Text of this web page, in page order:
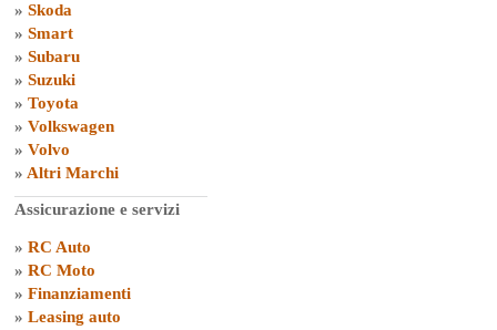
» Skoda
» Smart
» Subaru
» Suzuki
» Toyota
» Volkswagen
» Volvo
» Altri Marchi
Assicurazione e servizi
» RC Auto
» RC Moto
» Finanziamenti
» Leasing auto